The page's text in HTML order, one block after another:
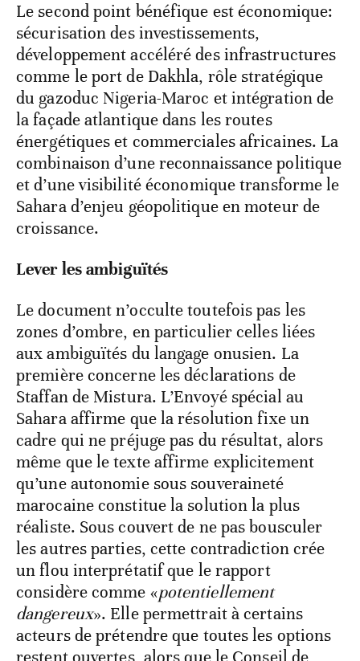
Le second point bénéfique est économique:
sécurisation des investissements,
développement accéléré des infrastructures
comme le port de Dakhla, rôle stratégique
du gazoduc Nigeria-Maroc et intégration de
la façade atlantique dans les routes
énergétiques et commerciales africaines. La
combinaison d’une reconnaissance politique
et d’une visibilité économique transforme le
Sahara d’enjeu géopolitique en moteur de
croissance.
Lever les ambiguïtés
Le document n’occulte toutefois pas les
zones d’ombre, en particulier celles liées
aux ambiguïtés du langage onusien. La
première concerne les déclarations de
Staffan de Mistura. L’Envoyé spécial au
Sahara affirme que la résolution fixe un
cadre qui ne préjuge pas du résultat, alors
même que le texte affirme explicitement
qu’une autonomie sous souveraineté
marocaine constitue la solution la plus
réaliste. Sous couvert de ne pas bousculer
les autres parties, cette contradiction crée
un flou interprétatif que le rapport
considère comme «potentiellement
dangereux». Elle permettrait à certains
acteurs de prétendre que toutes les options